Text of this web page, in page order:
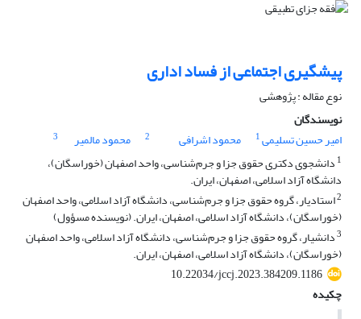
پیشگیری اجتماعی از فساد اداری
نوع مقاله : پژوهشی
نویسندگان
امیر حسین تسلیمی1 محمود اشرافی 2 محمود مالمیر
3
1 دانشجوی دکتری حقوق جزا و جرم‌شناسی، واحد اصفهان (خوراسگان)،
دانشگاه آزاد اسلامی، اصفهان، ایران.
2استادیار، گروه حقوق جزا و جرم‌شناسی، دانشگاه آزاد اسلامی، واحد اصفهان
(خوراسگان)، دانشگاه آزاد اسلامی، اصفهان، ایران. (نویسنده مسؤول)
3دانشیار، گروه حقوق جزا و جرم‌شناسی، دانشگاه آزاد اسلامی، واحد اصفهان
(خوراسگان)، دانشگاه آزاد اسلامی، اصفهان، ایران.
10.22034/jccj.2023.384209.1186
چکیده